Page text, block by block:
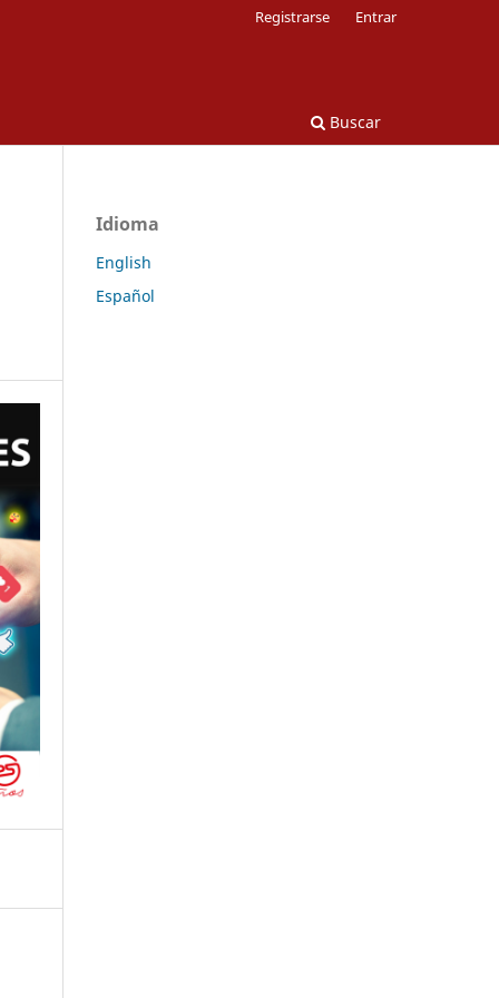
Buscar
Registrarse Entrar
Idioma
English
Español